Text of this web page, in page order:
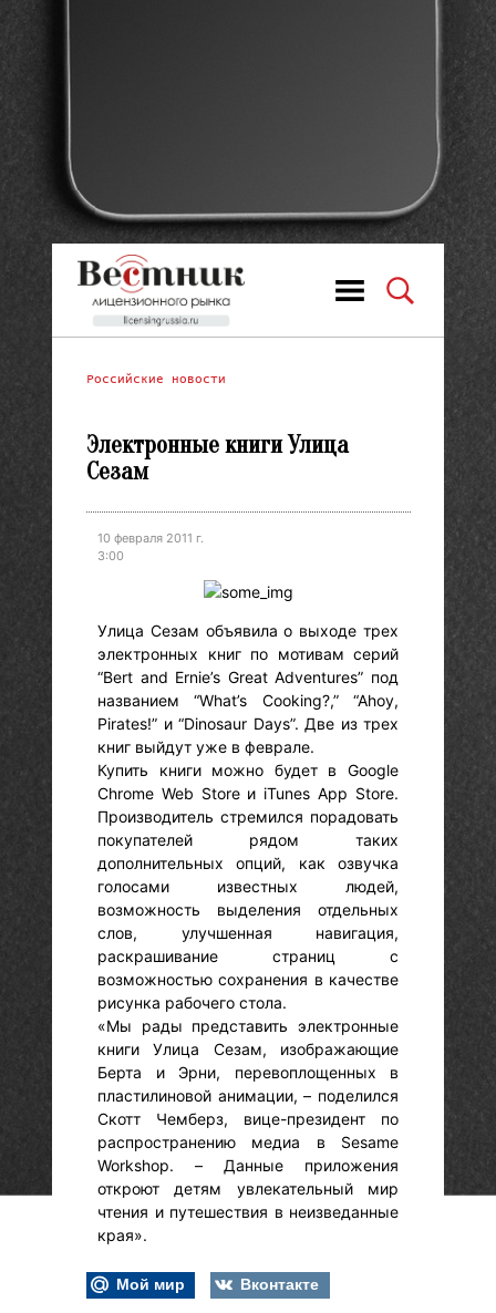
Российские новости
Электронные книги Улица
Сезам
10 февраля 2011 г.
3:00
Улица Сезам объявила о выходе трех
электронных книг по мотивам серий
“Bert and Ernie’s Great Adventures” под
названием “What’s Cooking?,” “Ahoy,
Pirates!” и “Dinosaur Days”. Две из трех
книг выйдут уже в феврале.
Купить книги можно будет в Google
Chrome Web Store и iTunes App Store.
Производитель стремился порадовать
покупателей рядом таких
дополнительных опций, как озвучка
голосами известных людей,
возможность выделения отдельных
слов, улучшенная навигация,
раскрашивание страниц с
возможностью сохранения в качестве
рисунка рабочего стола.
«Мы рады представить электронные
книги Улица Сезам, изображающие
Берта и Эрни, перевоплощенных в
пластилиновой анимации, – поделился
Скотт Чемберз, вице-президент по
распространению медиа в Sesame
Workshop. – Данные приложения
откроют детям увлекательный мир
чтения и путешествия в неизведанные
края».
Мой мир
Вконтакте